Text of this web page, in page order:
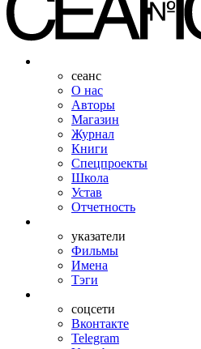
сеанс
О нас
Авторы
Магазин
Журнал
Книги
Спецпроекты
Школа
Устав
Отчетность
указатели
Фильмы
Имена
Тэги
соцсети
Вконтакте
Telegram